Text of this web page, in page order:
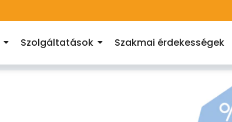
Szolgáltatások Szakmai érdekességek